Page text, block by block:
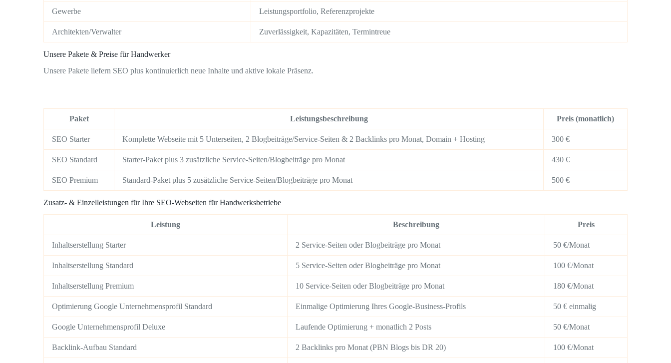
Gewerbe Leistungsportfolio, Referenzprojekte
Architekten/Verwalter Zuverlässigkeit, Kapazitäten, Termintreue
Unsere Pakete & Preise für Handwerker
Unsere Pakete liefern SEO plus kontinuierlich neue Inhalte und aktive lokale Präsenz.
Paket Leistungsbeschreibung Preis (monatlich)
SEO Starter Komplette Webseite mit 5 Unterseiten, 2 Blogbeiträge/Service-Seiten & 2 Backlinks pro Monat, Domain + Hosting 300 €
SEO Standard Starter-Paket plus 3 zusätzliche Service-Seiten/Blogbeiträge pro Monat 430 €
SEO Premium Standard-Paket plus 5 zusätzliche Service-Seiten/Blogbeiträge pro Monat 500 €
Zusatz- & Einzelleistungen für Ihre SEO-Webseiten für Handwerksbetriebe
Leistung Beschreibung Preis
Inhaltserstellung Starter 2 Service-Seiten oder Blogbeiträge pro Monat 50 €/Monat
Inhaltserstellung Standard 5 Service-Seiten oder Blogbeiträge pro Monat 100 €/Monat
Inhaltserstellung Premium 10 Service-Seiten oder Blogbeiträge pro Monat 180 €/Monat
Optimierung Google Unternehmensprofil Standard Einmalige Optimierung Ihres Google-Business-Profils 50 € einmalig
Google Unternehmensprofil Deluxe Laufende Optimierung + monatlich 2 Posts 50 €/Monat
Backlink-Aufbau Standard 2 Backlinks pro Monat (PBN Blogs bis DR 20) 100 €/Monat